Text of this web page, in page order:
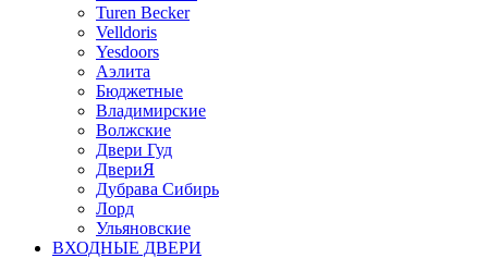
Turen Becker
Velldoris
Yesdoors
Аэлита
Бюджетные
Владимирские
Волжские
Двери Гуд
ДвериЯ
Дубрава Сибирь
Лорд
Ульяновские
ВХОДНЫЕ ДВЕРИ